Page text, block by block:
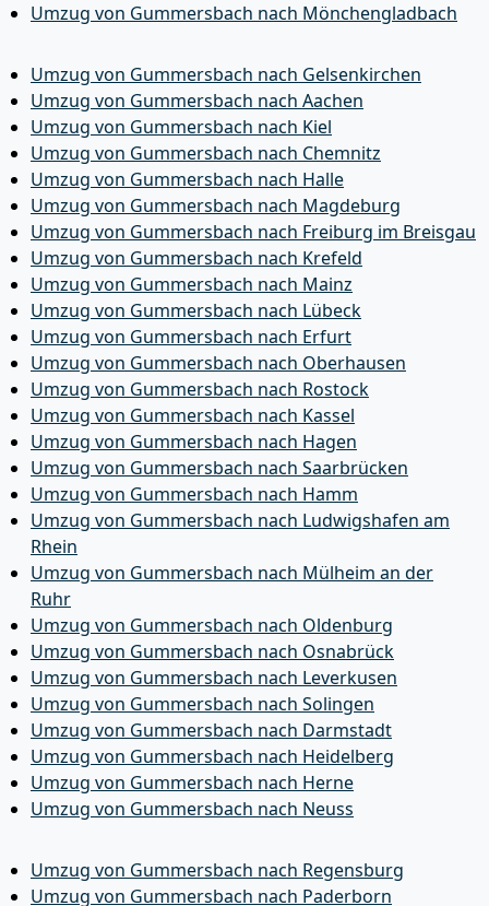
Umzug von Gummersbach nach Mönchen­gladbach
Umzug von Gummersbach nach Gelsenkirchen
Umzug von Gummersbach nach Aachen
Umzug von Gummersbach nach Kiel
Umzug von Gummersbach nach Chemnitz
Umzug von Gummersbach nach Halle
Umzug von Gummersbach nach Magdeburg
Umzug von Gummersbach nach Freiburg im Breisgau
Umzug von Gummersbach nach Krefeld
Umzug von Gummersbach nach Mainz
Umzug von Gummersbach nach Lübeck
Umzug von Gummersbach nach Erfurt
Umzug von Gummersbach nach Oberhausen
Umzug von Gummersbach nach Rostock
Umzug von Gummersbach nach Kassel
Umzug von Gummersbach nach Hagen
Umzug von Gummersbach nach Saarbrücken
Umzug von Gummersbach nach Hamm
Umzug von Gummersbach nach Ludwigshafen am
Rhein
Umzug von Gummersbach nach Mülheim an der
Ruhr
Umzug von Gummersbach nach Oldenburg
Umzug von Gummersbach nach Osnabrück
Umzug von Gummersbach nach Leverkusen
Umzug von Gummersbach nach Solingen
Umzug von Gummersbach nach Darmstadt
Umzug von Gummersbach nach Heidelberg
Umzug von Gummersbach nach Herne
Umzug von Gummersbach nach Neuss
Umzug von Gummersbach nach Regensburg
Umzug von Gummersbach nach Paderborn